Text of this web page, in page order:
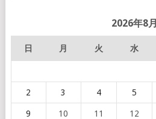
2026年8月
日 月 火 水
2 3 4 5
9 10 11 12